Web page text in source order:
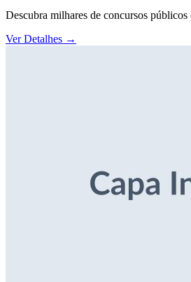
Descubra milhares de concursos
Ver Detalhes →